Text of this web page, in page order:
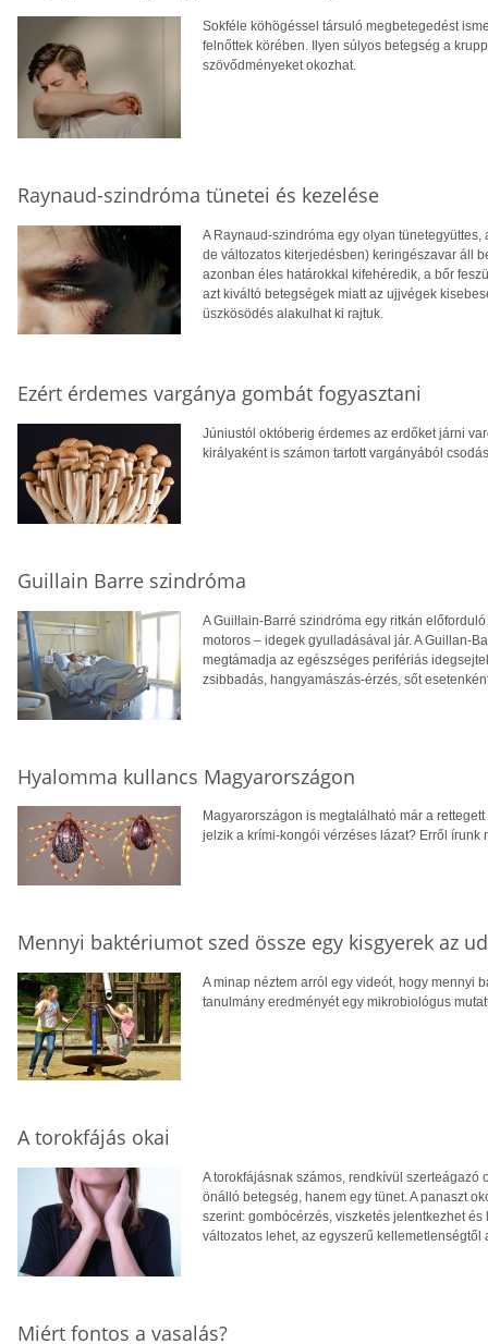
Sokféle köhögéssel társuló megbetegedést
felnőttek körében. Ilyen súlyos betegség a
szövődményeket okozhat.
Raynaud-szindróma tünetei és kezelése
A Raynaud-szindróma egy olyan
de változatos kiterjedésben) keringészavar áll
azonban éles határokkal kifehéredik, a bőr
azt kiváltó betegségek miatt az ujjvégek
üszkösödés alakulhat ki rajtuk.
Ezért érdemes vargánya gombát fogyasztani
Júniustól októberig érdemes az erdőket járni
királyaként is számon tartott vargányából
Guillain Barre szindróma
A Guillain-Barré szindróma egy ritkán
motoros – idegek gyulladásával jár. A Guillan-
megtámadja az egészséges perifériás
zsibbadás, hangyamászás-érzés, sőt
Hyalomma kullancs Magyarországon
Magyarországon is megtalálható már a
jelzik a krími-kongói vérzéses lázat? Erről írunk
Mennyi baktériumot szed össze egy kisgyerek az
A minap néztem arról egy videót, hogy mennyi
tanulmány eredményét egy mikrobiológus
A torokfájás okai
A torokfájásnak számos, rendkívül szerteágazó
önálló betegség, hanem egy tünet. A panaszt
szerint: gombócérzés, viszketés jelentkezhet
változatos lehet, az egyszerű
Miért fontos a vasalás?